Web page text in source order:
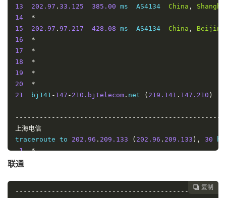
成
市
联
通
成
移
动
大
连
市
5 2 60% 431.62 424.9 428.26
13
202.97 . 33.125 385.00 ms  AS4134 China ,
14
*
15
202.97 . 97.217 428.08 ms  AS4134 China , Beijing
16
*
17
*
18
*
19
*
20
*
21
  bj141
- 147 - 210.bjtelecom . net ( 219.141 . 147.210 )
上海电信
traceroute to 202.96 . 209.133 ( 202.96 . 209.133 ), 30
1
*
2
联通
 复制